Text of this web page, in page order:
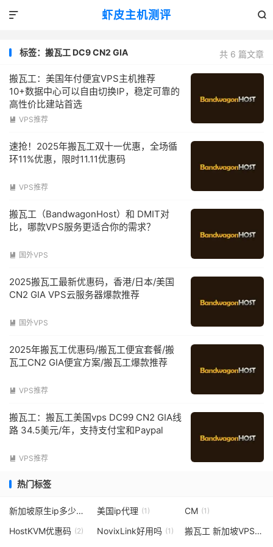
虾皮主机测评 

共 6 篇文章
标签：搬瓦工 DC9 CN2 GIA
搬瓦工：美国年付便宜VPS主机推荐
10+数据中心可以自由切换IP，稳定可靠的
高性价比建站首选
 VPS推荐
速抢！2025年搬瓦工双十一优惠，全场循
环11%优惠，限时11.11优惠码
 VPS推荐
搬瓦工（BandwagonHost）和 DMIT对
比，哪款VPS服务更适合你的需求？
 国外VPS
2025搬瓦工最新优惠码，香港/日本/美国
CN2 GIA VPS云服务器爆款推荐
 国外VPS
2025年搬瓦工优惠码/搬瓦工便宜套餐/搬
瓦工CN2 GIA便宜方案/搬瓦工爆款推荐
 VPS推荐
搬瓦工：搬瓦工美国vps DC99 CN2 GIA线
路 34.5美元/年，支持支付宝和Paypal
 VPS推荐
热门标签
新加坡原生ip多少钱 美国ip代理 (1) CM (1)
HostKVM优惠码 (2) NovixLink好用吗 (1) 搬瓦工 新加坡VPS
(1)